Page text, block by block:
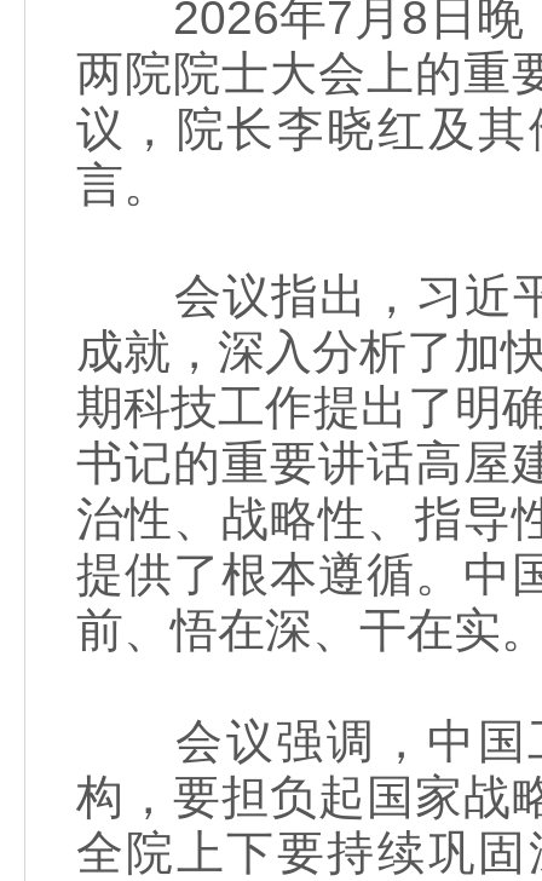
2026年7月8日晚，
两院院士大会上的重
议，院长李晓红及
言。
会议指出，习近平
成就，深入分析了加
期科技工作提出了明
书记的重要讲话高屋
治性、战略性、指导
提供了根本遵循。中
前、悟在深、干在实
会议强调，中国
构，要担负起国家战
全院上下要持续巩